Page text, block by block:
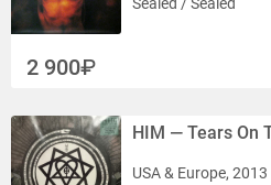
2 900
HIM — Tears On
USA & Europe,